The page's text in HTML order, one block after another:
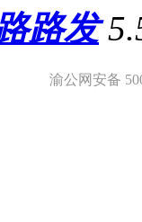
路发
渝公网安备